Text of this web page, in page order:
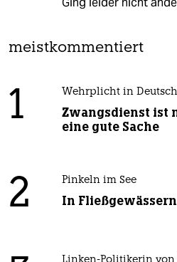
meistkommentiert
1 Wehrplicht in
Zwangsdienst ist
eine gute Sache
2 Pinkeln im See
In Fließgewässern